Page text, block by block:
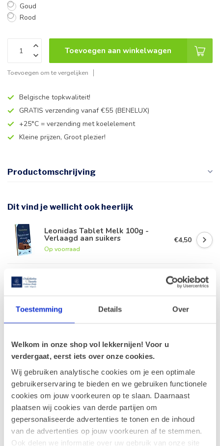
Toestemming Details Over
Welkom in onze shop vol lekkernijen! Voor u
verdergaat, eerst iets over onze cookies.
Wij gebruiken analytische cookies om je een optimale
gebruikerservaring te bieden en we gebruiken functionele
cookies om jouw voorkeuren op te slaan. Daarnaast
plaatsen wij cookies van derde partijen om
gepersonaliseerde advertenties te tonen en de inhoud
van de advertenties op jouw voorkeuren af te stemmen.
Ook delen we informatie over uw gebruik van onze site
Goud
Rood
Toevoegen aan winkelwagen
Toevoegen om te vergelijken
Belgische topkwaliteit!
GRATIS verzending vanaf €55 (BENELUX)
+25°C = verzending met koelelement
Kleine prijzen, Groot plezier!
Productomschrijving
Dit vind je wellicht ook heerlijk
Leonidas Tablet Melk 100g -
Verlaagd aan suikers
Op voorraad
€4,50
€4,50
Vandererfven Aardbeien confituur
verlaagd aan suikers 210g
Op voorraad
€5,50
Rendez-Vous Suikervrije snoepjes
(citroen) 35g €2,60